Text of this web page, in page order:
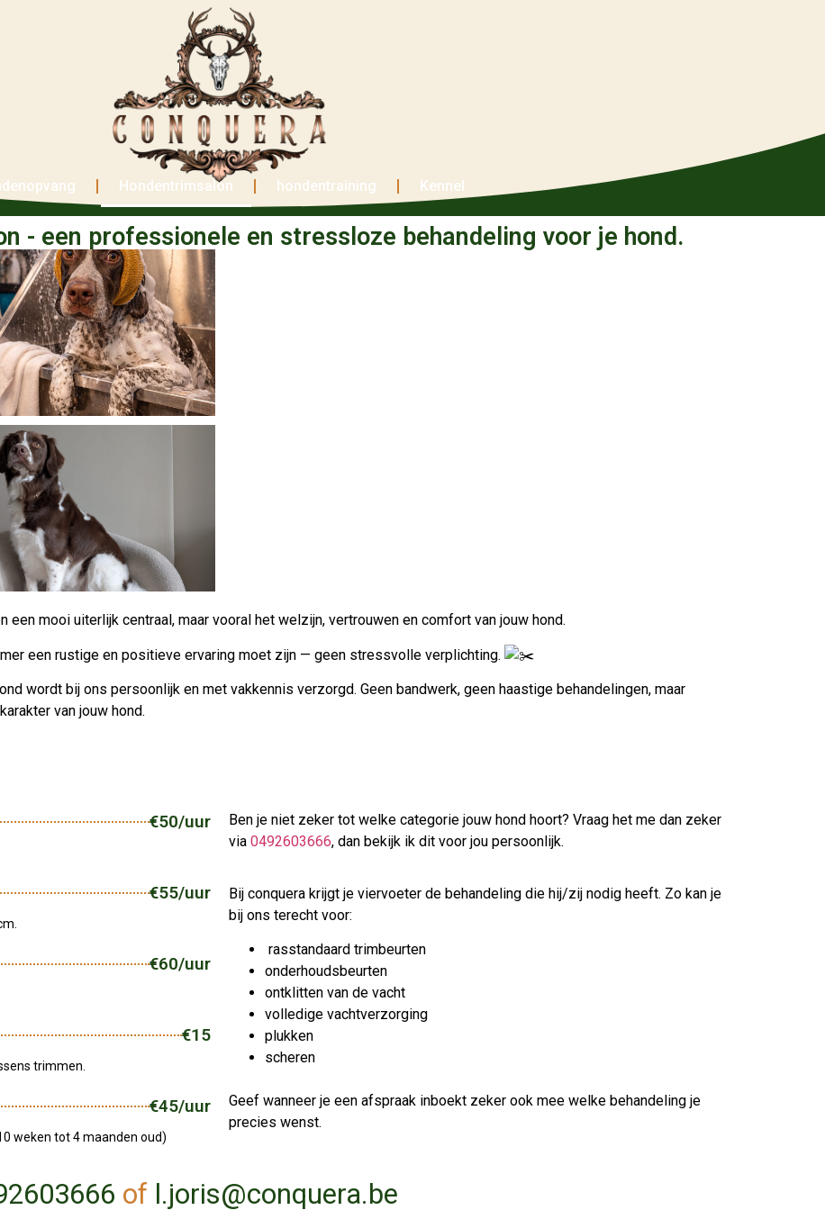
Hondentrimsalon hondentraining Kennel
- een professionele en stressloze behandeling voor je hond.
een mooi uiterlijk centraal, maar vooral het welzijn, vertrouwen en comfort van jouw hond.
een rustige en positieve ervaring moet zijn — geen stressvolle verplichting.
wordt bij ons persoonlijk en met vakkennis verzorgd. Geen bandwerk, geen haastige behandelingen, maar
van jouw hond.
€50/uur
€55/uur
€60/uur
€15
trimmen.
€45/uur
weken tot 4 maanden oud)
Ben je niet zeker tot welke categorie jouw hond hoort? Vraag het me dan zeker
via 0492603666, dan bekijk ik dit voor jou persoonlijk.
Bij conquera krijgt je viervoeter de behandeling die hij/zij nodig heeft. Zo kan je
bij ons terecht voor:
rasstandaard trimbeurten
onderhoudsbeurten
ontklitten van de vacht
volledige vachtverzorging
plukken
scheren
Geef wanneer je een afspraak inboekt zeker ook mee welke behandeling je
precies wenst.
of l.joris@conquera.be